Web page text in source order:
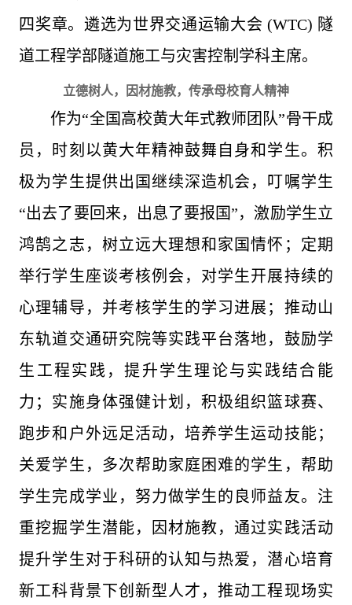
四奖章。遴选为世界交通运输大会 (WTC) 隧
道工程学部隧道施工与灾害控制学科主席。
立德树人，因材施教，传承母校育人精神
作为“全国高校黄大年式教师团队”骨干成
员，时刻以黄大年精神鼓舞自身和学生。积
极为学生提供出国继续深造机会，叮嘱学生
“出去了要回来，出息了要报国”，激励学生立
鸿鹄之志，树立远大理想和家国情怀；定期
举行学生座谈考核例会，对学生开展持续的
心理辅导，并考核学生的学习进展；推动山
东轨道交通研究院等实践平台落地，鼓励学
生工程实践，提升学生理论与实践结合能
力；实施身体强健计划，积极组织篮球赛、
跑步和户外远足活动，培养学生运动技能；
关爱学生，多次帮助家庭困难的学生，帮助
学生完成学业，努力做学生的良师益友。注
重挖掘学生潜能，因材施教，通过实践活动
提升学生对于科研的认知与热爱，潜心培育
新工科背景下创新型人才，推动工程现场实